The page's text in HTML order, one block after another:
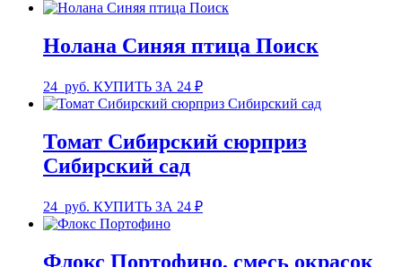
Нолана Синяя птица Поиск
24 руб. КУПИТЬ ЗА 24 ₽
Томат Сибирский сюрприз
Сибирский сад
24 руб. КУПИТЬ ЗА 24 ₽
Флокс Портофино, смесь окрасок